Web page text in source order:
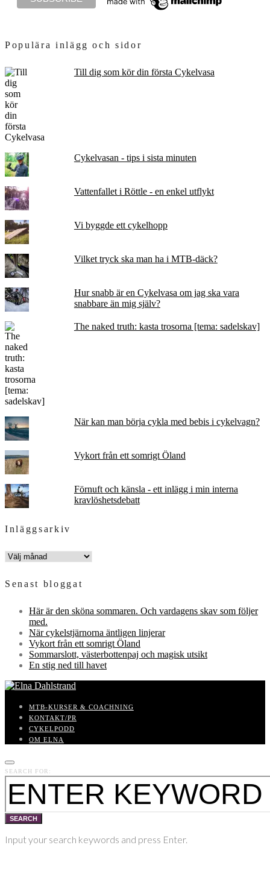
Populära inlägg och sidor
Till dig som kör din första Cykelvasa
Cykelvasan - tips i sista minuten
Vattenfallet i Röttle - en enkel utflykt
Vi byggde ett cykelhopp
Vilket tryck ska man ha i MTB-däck?
Hur snabb är en Cykelvasa om jag ska vara
snabbare än mig själv?
The naked truth: kasta trosorna [tema: sadelskav]
När kan man börja cykla med bebis i cykelvagn?
Vykort från ett somrigt Öland
Förnuft och känsla - ett inlägg i min interna
kravlöshetsdebatt
Inläggsarkiv
INLÄGGSARKIV
Senast bloggat
Här är den sköna sommaren. Och vardagens skav som följer
med.
När cykelstjärnorna äntligen linjerar
Vykort från ett somrigt Öland
Sommarslott, västerbottenpaj och magisk utsikt
En stig ned till havet
MTB-KURSER & COACHNING
KONTAKT/PR
CYKELPODD
OM ELNA
SEARCH FOR:
SEARCH
Input your search keywords and press Enter.